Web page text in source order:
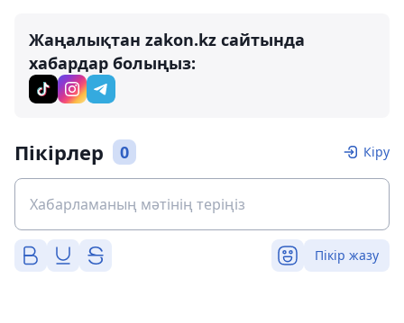
Жаңалықтан zakon.kz сайтында
хабардар болыңыз:
Пікірлер 0 Кіру
Пікір жазу